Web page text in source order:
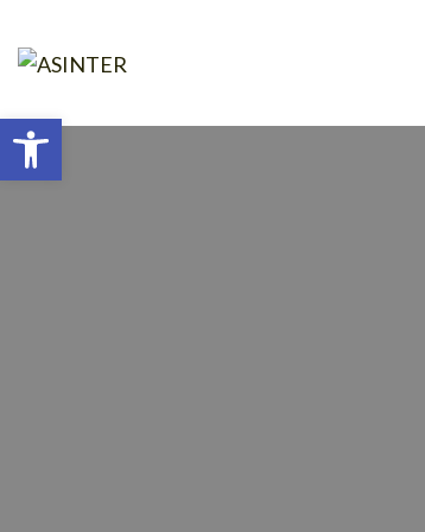
Abrir barra de herramientas